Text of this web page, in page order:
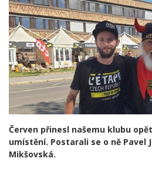
Červen přinesl našemu klubu
umístění. Postarali se o ně Pavel
Mikšovská.